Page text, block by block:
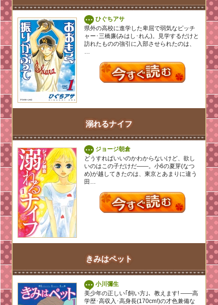
ひぐちアサ
県外の高校に進学した卑屈で弱気なピッチ
ャー･三橋廉(みはし･れん)。見学するだけと
訪れたものの強引に入部させられたのは、
…
溺れるナイフ
ジョージ朝倉
どうすればいいのかわからないけど、欲し
いのはこの子だけだ――。小6の夏芽(なつ
め)が越してきたのは、東京とあまりに違う
田…
きみはペット
小川彌生
美少年の正しい｢飼い方｣、教えます! ――高
学歴･高収入･高身長(170cm!)の才色兼備な